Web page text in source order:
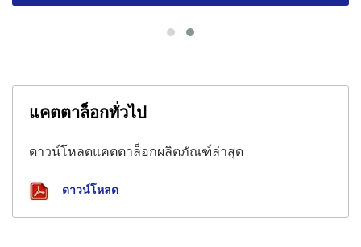
แคตตาล็อกทั่วไป
ดาวน์โหลดแคตตาล็อกผลิตภัณฑ์ล่าสุด
ดาวน์โหลด